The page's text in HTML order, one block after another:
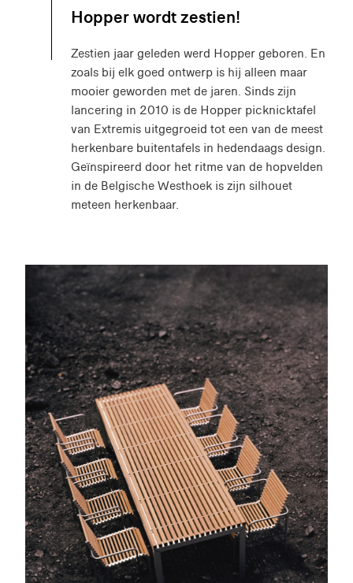
Hopper wordt zestien!
Zestien jaar geleden werd Hopper geboren. En
zoals bij elk goed ontwerp is hij alleen maar
mooier geworden met de jaren. Sinds zijn
lancering in 2010 is de Hopper picknicktafel
van Extremis uitgegroeid tot een van de meest
herkenbare buitentafels in hedendaags design.
Geïnspireerd door het ritme van de hopvelden
in de Belgische Westhoek is zijn silhouet
meteen herkenbaar.